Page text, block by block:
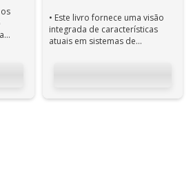
• Este livro fornece uma visão
integrada de características
atuais em sistemas de